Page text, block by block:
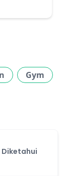
Gym
Diketahui